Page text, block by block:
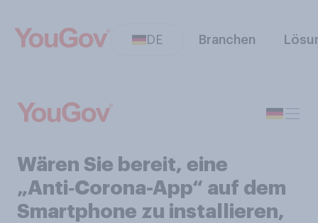
DE Branchen
Wären Sie bereit, eine
„Anti‑Corona-App“ auf dem
Smartphone zu installieren,